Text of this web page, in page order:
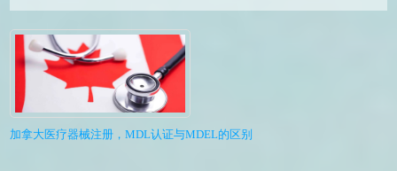
加拿大医疗器械注册，MDL认证与MDEL的区别